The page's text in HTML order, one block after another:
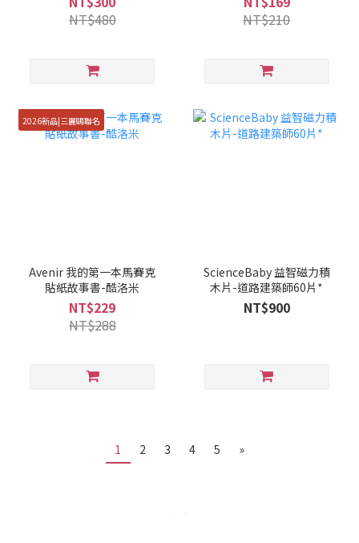
NT$480
NT$210
2026新品|三麗鷗聯名
Avenir 我的第一本馬賽克
貼紙故事書-酷洛米
NT$229
NT$288
ScienceBaby 益智磁力積
木片-道路建築師60片*
NT$900
1 2 3 4 5 »